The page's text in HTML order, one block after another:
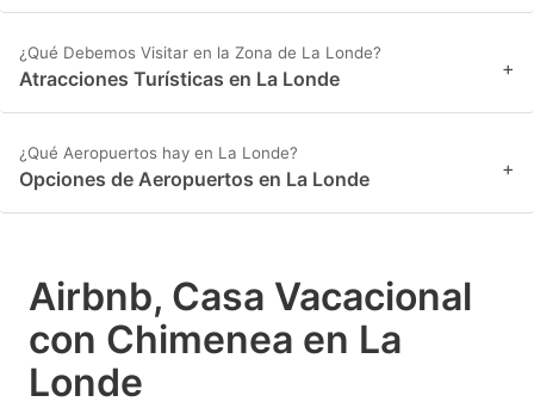
¿Qué Debemos Visitar en la Zona de La Londe?
Atracciones Turísticas en La Londe +
¿Qué Aeropuertos hay en La Londe?
Opciones de Aeropuertos en La Londe +
Airbnb, Casa Vacacional
con Chimenea en La
Londe